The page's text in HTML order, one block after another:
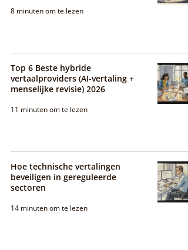
8 minuten om te lezen
Top 6 Beste hybride
vertaalproviders (AI-vertaling +
menselijke revisie) 2026
11 minuten om te lezen
Hoe technische vertalingen
beveiligen in gereguleerde
sectoren
14 minuten om te lezen